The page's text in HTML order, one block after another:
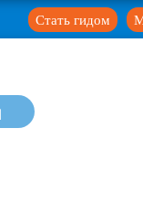
Стать гидом